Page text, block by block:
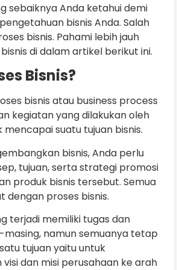
sebaiknya Anda ketahui demi
bisnis Anda. Salah
bisnis. Pahami lebih jauh
di dalam artikel berikut ini.
Bisnis?
bisnis atau business process
kegiatan yang dilakukan oleh
suatu tujuan bisnis.
bisnis, Anda perlu
tujuan, serta strategi promosi
produk bisnis tersebut. Semua
dengan proses bisnis.
terjadi memiliki tugas dan
namun semuanya tetap
tujuan yaitu untuk
dan misi perusahaan ke arah